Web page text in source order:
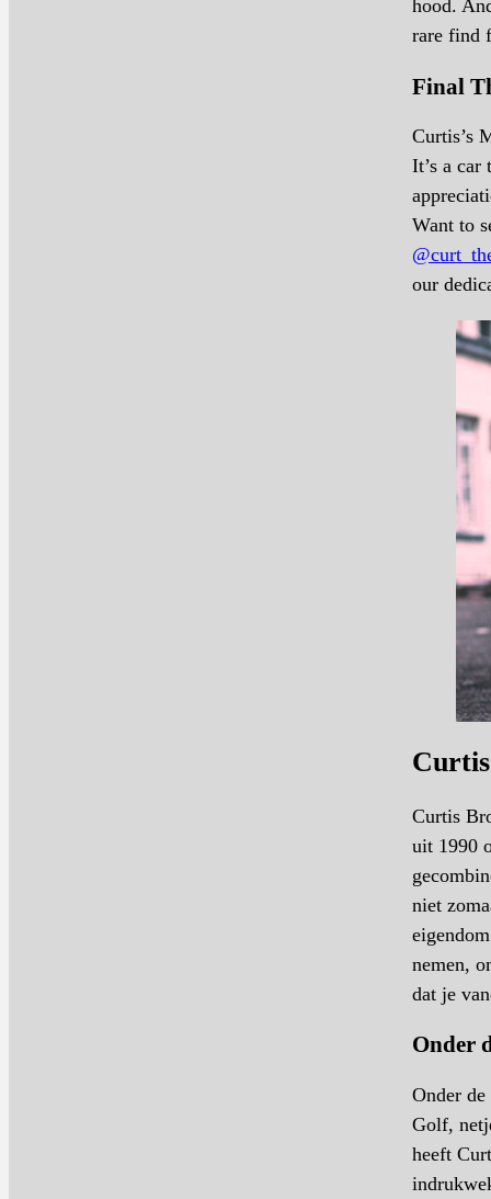
hood.
rare find
Final
Curtis’s
It’s a
Want to
our
Curtis
uit 1990
niet
nemen,
dat je
Onder
Onder
Golf,
heeft